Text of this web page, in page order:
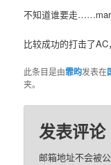
不知道谁要走
比较成功的打击了
此条目是由霏昀发表在
夹。
发表评论
邮箱地址不会被公